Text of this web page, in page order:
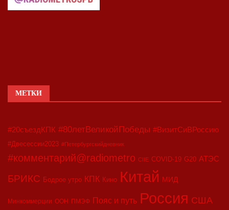
МЕТКИ
#20съездКПК #80летВеликойПобеды #ВизитСиВРоссию
#Двесессии2023 #Петербургскийдневник
#комментарий@radiometro CIIE COVID-19 G20 АТЭС
БРИКС Бодрое утро КПК Кино Китай МИД
Минкоммерции ООН ПМЭФ Пояс и путь Россия США